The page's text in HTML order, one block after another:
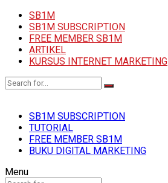
SB1M
SB1M SUBSCRIPTION
FREE MEMBER SB1M
ARTIKEL
KURSUS INTERNET MARKETING
SB1M SUBSCRIPTION
TUTORIAL
FREE MEMBER SB1M
BUKU DIGITAL MARKETING
Menu